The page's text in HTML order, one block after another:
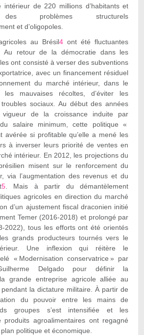
intérieur de 220 millions d’habitants et
des problèmes structurels
et d’oligopoles.
au Brésil4 ont été fluctuantes
Au retour de la démocratie dans les
ont consisté à verser des subventions
avec un financement résiduel
du marché intérieur, dans le
les mauvaises récoltes, d’éviter les
sociaux. Au début des années
de la croissance induite par
du salaire minimum, cette politique «
avérée si profitable qu’elle a mené les
à inverser leurs priorité de ventes en
intérieur. En 2012, les projections du
misent sur le renforcement du
via l’augmentation des revenus et du
5 . Mais à partir du démantèlement
agricoles en direction du marché
d’un ajustement fiscal draconien initié
Temer (2016-2018) et prolongé par
2022), tous les efforts ont été orientés
grands producteurs tournés vers le
Une inflexion qui réitère le
« Modernisation conservatrice » par
Delgado pour définir la
grande entreprise agricole alliée au
la dictature militaire. À partir de
du pouvoir entre les mains de
groupes s’est intensifiée et les
produits agroalimentaires ont regagné
politique et économique.